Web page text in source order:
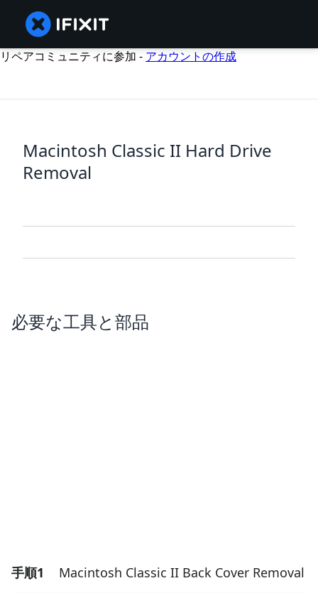
リペアコミュニティに参加 - アカウントの作成
Macintosh Classic II Hard Drive
Removal
必要な工具と部品
手順1 Macintosh Classic II Back Cover Removal